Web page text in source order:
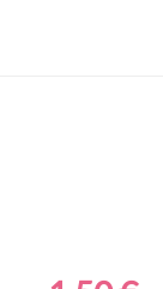
Regulärer